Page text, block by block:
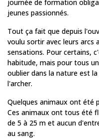
journée de formation
jeunes passionnés.
Tout ça fait que depuis
voulu sortir avec leurs arcs
sensations. Pour certains,
habitude, mais pour tous
oublier dans la nature est
l'archer.
Quelques animaux ont été
Ces animaux ont tous été
de 5 à 25 m et aucun
au sang.